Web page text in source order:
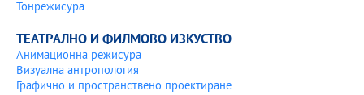
Тонрежисура
ТЕАТРАЛНО И ФИЛМОВО ИЗКУСТВО
Анимационна режисура
Визуална антропология
Графично и пространствено проектиране